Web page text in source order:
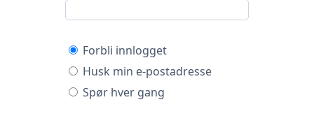
Forbli innlogget
Husk min e-postadresse
Spør hver gang